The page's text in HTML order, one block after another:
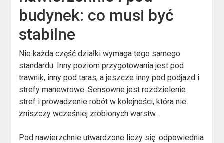
budynek: co musi być
stabilne
Nie każda część działki wymaga tego samego
standardu. Inny poziom przygotowania jest pod
trawnik, inny pod taras, a jeszcze inny pod podjazd i
strefy manewrowe. Sensowne jest rozdzielenie
stref i prowadzenie robót w kolejności, która nie
zniszczy wcześniej zrobionych warstw.
Pod nawierzchnie utwardzone liczy się: odpowiednia